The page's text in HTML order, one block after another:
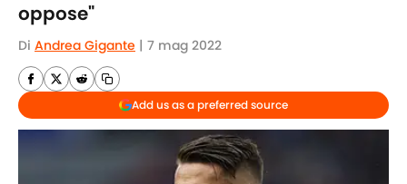
oppose"
Di Andrea Gigante | 7 mag 2022
Add us as a preferred source